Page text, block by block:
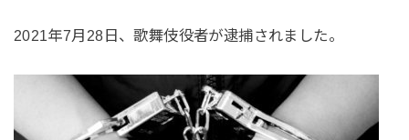
2021年7月28日、歌舞伎役者が逮捕されました。